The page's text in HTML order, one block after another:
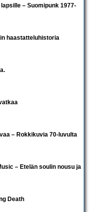
– Suomipunk 1977-
haastatteluhistoria
– Rokkikuvia 70-luvulta
– Etelän soulin nousu ja
Death